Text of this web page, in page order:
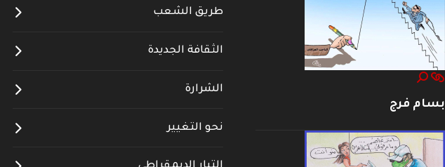
بسام فرج
طريق الشعب
الثقافة الجديدة
الشرارة
نحو التغيير